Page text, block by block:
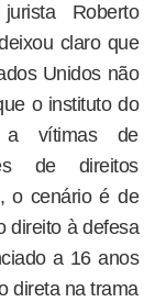
Roberto
claro que
Unidos não
o instituto do
a vítimas de
de direitos
o cenário é de
direito à defesa
a 16 anos
direta na trama